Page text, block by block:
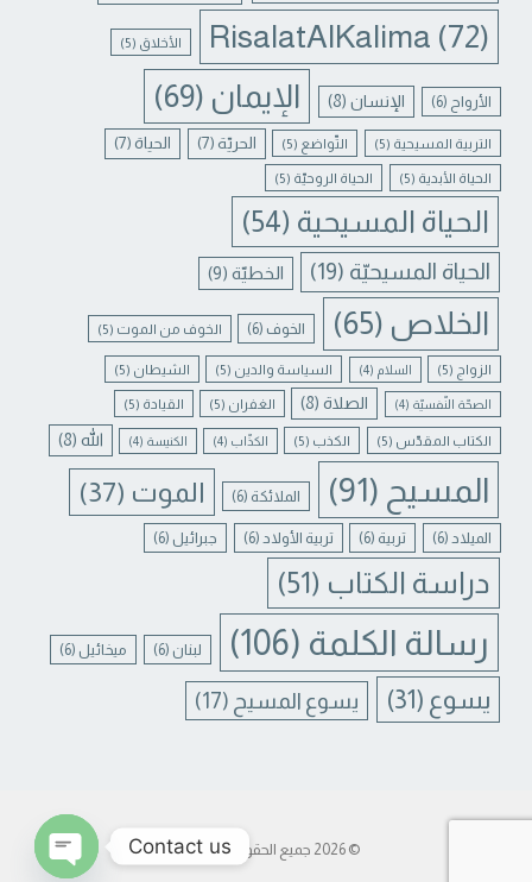
RisalatAlKalima (72) الأخلاق (5)
الأرواح (6) الإنسان(8) الإيمان (69)
التربية المسيحية (5) التّواضع (5) الحريّة (7) الحياة (7)
الحياة الأبدية (5) الحياة الروحيّة (5)
الحياة المسيحية (54)
الحياة المسيحيّة (19) الخطيّة (9)
الخلاص (65) الخوف (6) الخوف من الموت (5)
الزواج (5) السلام (4) السياسة والدين (5) الشيطان (5)
الصحّة النّفسيّة (4) الصلاة(8) الغفران (5) القيادة (5)
الكتاب المقدّس (5) الكذب (5) الكذّاب (4) الكنيسة (4) الله (8)
المسيح (91) الملائكة (6) الموت (37)
الميلاد (6) تربية (6) تربية الأولاد (6) جبرائيل (6)
دراسة الكتاب (51)
رسالة الكلمة (106) لبنان (6) ميخائيل (6)
يسوع (31) يسوع المسيح (17)
© 2026 جميع الحقوق محفوظة. Contact us